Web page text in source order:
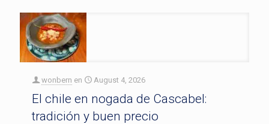
wonbern en August 4, 2026
El chile en nogada de Cascabel:
tradición y buen precio